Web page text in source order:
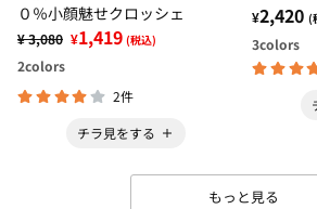
０％小顔魅せクロッシェ
¥ 3,080 ¥1,419 (税込)
2colors
2件
チラ見をする
¥2,420 (
3colors
もっと見る